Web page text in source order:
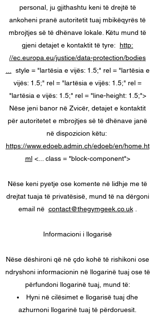
personal, ju gjithashtu keni të drejtë të
ankoheni pranë autoritetit tuaj mbikëqyrës të
mbrojtjes së të dhënave lokale. Këtu mund të
gjeni detajet e kontaktit të tyre: http:
//ec.europa.eu/justice/data-protection/bodies
style = "lartësia e vijës: 1.5;" rel = "lartësia e
vijës: 1.5;" rel = "lartësia e vijës: 1.5;" rel =
"lartësia e vijës: 1.5;" rel = "line-height: 1.5;">
Nëse jeni banor në Zvicër, detajet e kontaktit
për autoritetet e mbrojtjes së të dhënave janë
në dispozicion këtu:
https://www.edoeb.admin.ch/edoeb/en/home.ht
ml<... class = "block-component">
Nëse keni pyetje ose komente në lidhje me të
drejtat tuaja të privatësisë, mund të na dërgoni
email në contact@thegymgeek.co.uk.
Informacioni i llogarisë
Nëse dëshironi që në çdo kohë të rishikoni ose
ndryshoni informacionin në llogarinë tuaj ose të
përfundoni llogarinë tuaj, mund të:
Hyni në cilësimet e llogarisë tuaj dhe
azhurnoni llogarinë tuaj të përdoruesit.